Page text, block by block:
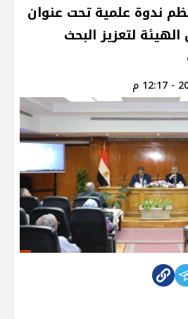
ندوة علمية تحت عنوان
لتعزيز البحث